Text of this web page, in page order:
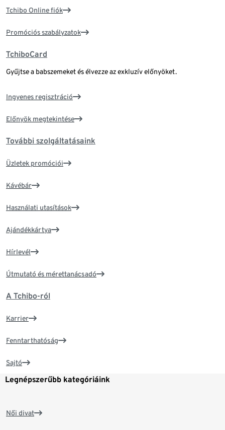
Tchibo Online fiók
Promóciós szabályzatok
TchiboCard
Gyűjtse a babszemeket és élvezze az exkluzív előnyöket.
Ingyenes regisztráció
Előnyök megtekintése
További szolgáltatásaink
Üzletek promóciói
Kávébár
Használati utasítások
Ajándékkártya
Hírlevél
Útmutató és mérettanácsadó
A Tchibo-ról
Karrier
Fenntarthatóság
Sajtó
Legnépszerűbb kategóriáink
Női divat